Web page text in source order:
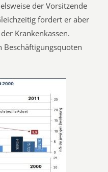
der Vorsitzende
fordert er aber
Krankenkassen.
Beschäftigungsquoten